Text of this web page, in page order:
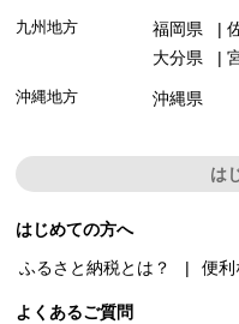
九州地方 福岡県
大分県
沖縄地方 沖縄県
は
はじめての方へ
ふるさと納税とは？
便利
よくあるご質問